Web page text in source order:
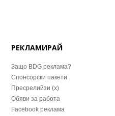
РЕКЛАМИРАЙ
Защо BDG реклама?
Спонсорски пакети
Пресрелийзи (x)
Обяви за работа
Facebook реклама